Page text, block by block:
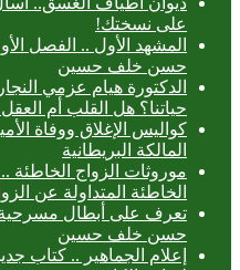
على نسختك!
المشهد الأول .. الفصل
حسن خلف حسين
الدكتورة هيام عزمي
حياتنا؟ هل القلب أم
كواليس الإغلاق ووفاة
المالكة البريطانية
موروثات الزواج الخاطئة
الخاطئة المتداولة عن
تعرف على أبطال مسرحية
حسن خلف حسين
إعلام الجماهير .. كتاب